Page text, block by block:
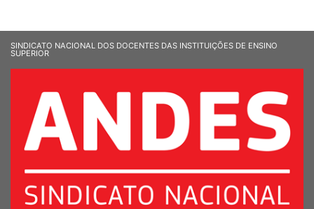
SINDICATO NACIONAL DOS DOCENTES DAS INSTITUIÇÕES DE ENSINO
SUPERIOR